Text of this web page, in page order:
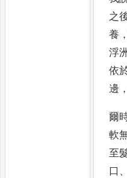
之
養
浮
依
邊
爾
軟
至
口 、